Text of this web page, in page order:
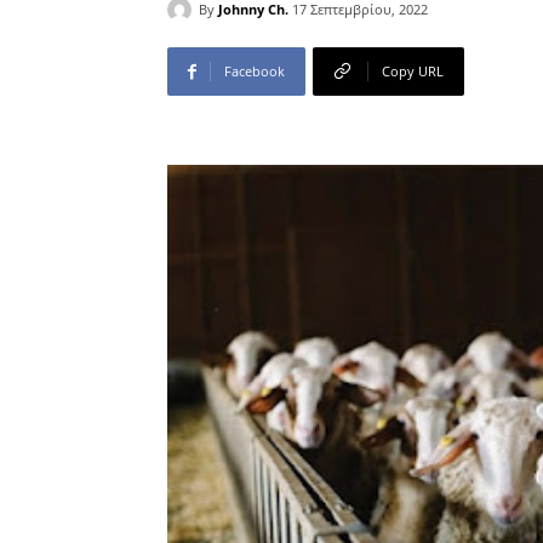
By Johnny Ch. 17 Σεπτεμβρίου, 2022
Facebook Copy URL